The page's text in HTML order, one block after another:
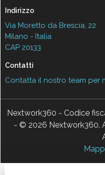
Indirizzo
Via Moretto da Brescia, 22
Milano - Italia
CAP 20133
Contatti
Contatta il nostro team per
Nextwork360 - Codice
- © 2026 Nextwork360.